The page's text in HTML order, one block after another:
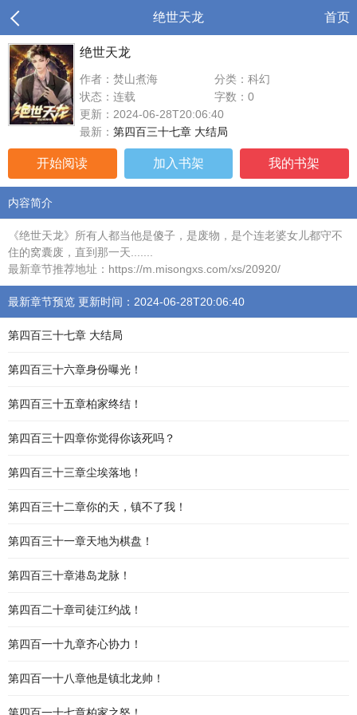
绝世天龙 首页
绝世天龙
作者：焚山煮海
分类：科幻
状态：连载
字数：0
更新：2024-06-28T20:06:40
最新： 第四百三十七章 大结局
开始阅读 加入书架 我的书架
内容简介
《绝世天龙》所有人都当他是傻子，是废物，是个连老婆女儿都守不
住的窝囊废，直到那一天.......
最新章节推荐地址：https://m.misongxs.com/xs/20920/
最新章节预览 更新时间：2024-06-28T20:06:40
第四百三十七章 大结局
第四百三十六章身份曝光！
第四百三十五章柏家终结！
第四百三十四章你觉得你该死吗？
第四百三十三章尘埃落地！
第四百三十二章你的天，镇不了我！
第四百三十一章天地为棋盘！
第四百三十章港岛龙脉！
第四百二十章司徒江约战！
第四百一十九章齐心协力！
第四百一十八章他是镇北龙帅！